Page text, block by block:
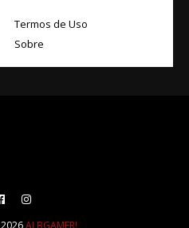
Termos de Uso
Sobre
2026ALBGAMER!